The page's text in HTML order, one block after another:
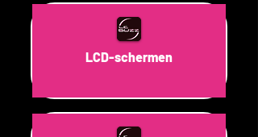
LCD-schermen